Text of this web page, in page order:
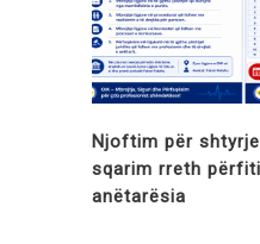
Njoftim për
sqarim rreth
anëtarësia